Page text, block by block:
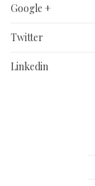
Google +
Twitter
Linkedin